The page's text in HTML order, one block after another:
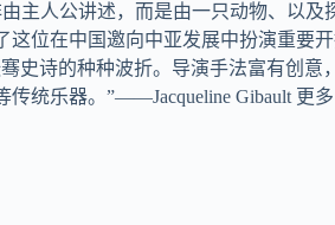
主人公讲述，而是由一只动物、以
位在中国邀向中亚发展中扮演重要
史诗的种种波折。导演手法富有创
器。”——Jacqueline Gibault 更多：